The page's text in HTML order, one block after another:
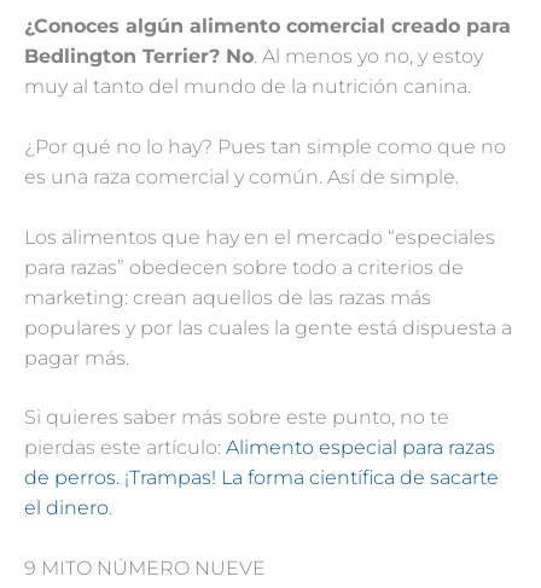
¿Conoces algún alimento comercial creado para
Bedlington Terrier? No. Al menos yo no, y estoy
muy al tanto del mundo de la nutrición canina.
¿Por qué no lo hay? Pues tan simple como que no
es una raza comercial y común. Así de simple.
Los alimentos que hay en el mercado “especiales
para razas” obedecen sobre todo a criterios de
marketing: crean aquellos de las razas más
populares y por las cuales la gente está dispuesta a
pagar más.
Si quieres saber más sobre este punto, no te
pierdas este artículo: Alimento especial para razas
de perros. ¡Trampas! La forma científica de sacarte
el dinero.
9 MITO NÚMERO NUEVE